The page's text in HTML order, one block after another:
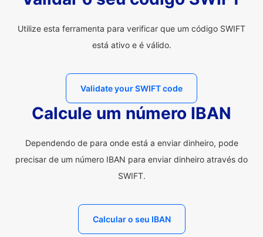
Utilize esta ferramenta para verificar que um código SWIFT
está ativo e é válido.
Validate your SWIFT code
Calcule um número IBAN
Dependendo de para onde está a enviar dinheiro, pode
precisar de um número IBAN para enviar dinheiro através do
SWIFT.
Calcular o seu IBAN